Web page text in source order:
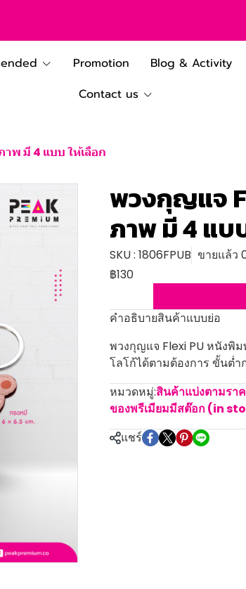
Promotion Blog & Activity
Contact us
พ มี 4 แบบ ให้เลือก
พวงกุญแจ
ภาพ มี 4 แบ
SKU : 1806FPUB ขายแล้ว
฿130
คำอธิบายสินค้าแบบย่อ
พวงกุญแจ Flexi PU หนังพิ
โลโก้ได้ตามต้องการ ขั้นต่
หมวดหมู่:สินค้าแบ่งตามรา
ของพรีเมียมมีสต๊อก (in
แชร์